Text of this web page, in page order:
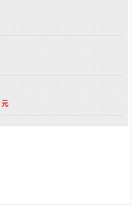
元